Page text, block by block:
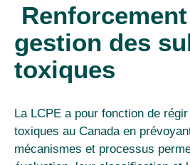
gestion des
toxiques
La LCPE a pour fonction de
toxiques au Canada en
mécanismes et processus